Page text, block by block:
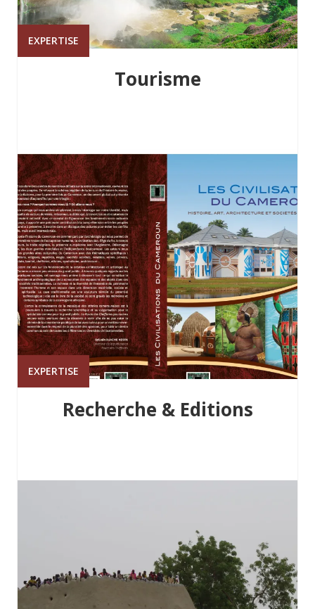
EXPERTISE
Tourisme
EXPERTISE
Recherche & Editions